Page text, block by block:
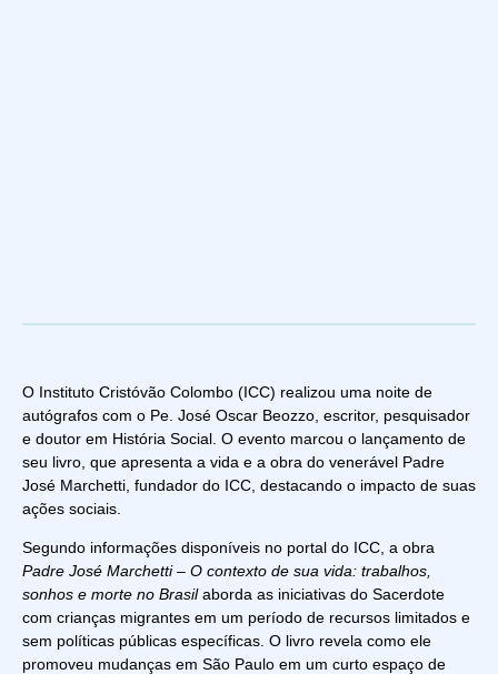
O Instituto Cristóvão Colombo (ICC) realizou uma noite de
autógrafos com o Pe. José Oscar Beozzo, escritor, pesquisador
e doutor em História Social. O evento marcou o lançamento de
seu livro, que apresenta a vida e a obra do venerável Padre
José Marchetti, fundador do ICC, destacando o impacto de suas
ações sociais.
Segundo informações disponíveis no portal do ICC, a obra
Padre José Marchetti – O contexto de sua vida: trabalhos,
sonhos e morte no Brasilaborda as iniciativas do Sacerdote
com crianças migrantes em um período de recursos limitados e
sem políticas públicas específicas. O livro revela como ele
promoveu mudanças em São Paulo em um curto espaço de